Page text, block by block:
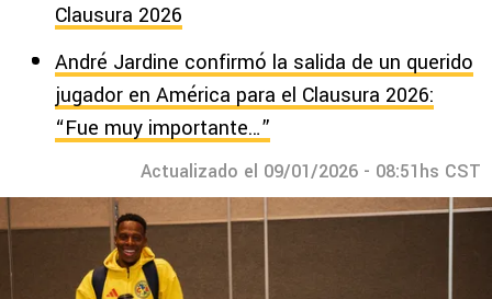
Clausura 2026
André Jardine confirmó la salida de un querido
jugador en América para el Clausura 2026:
“Fue muy importante…”
Actualizado el 09/01/2026 - 08:51hs CST